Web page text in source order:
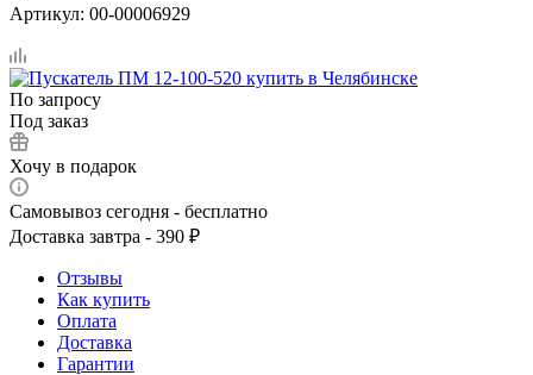
Артикул: 00-00006929
По запросу
Под заказ
Хочу в подарок
Самовывоз сегодня - бесплатно
Доставка завтра - 390 ₽
Отзывы
Как купить
Оплата
Доставка
Гарантии